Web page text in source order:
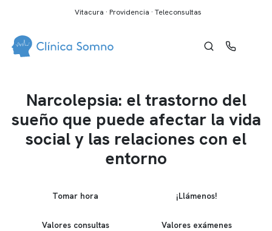
Vitacura · Providencia · Teleconsultas
Narcolepsia: el trastorno del
sueño que puede afectar la vida
social y las relaciones con el
entorno
Tomar hora ¡Llámenos!
Valores consultas Valores exámenes